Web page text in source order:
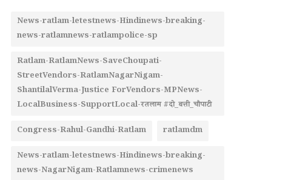
News-ratlam-letestnews-Hindinews-breaking-
news-ratlamnews-ratlampolice-sp
Ratlam-RatlamNews-SaveChoupati-
StreetVendors-RatlamNagarNigam-
ShantilalVerma-Justice ForVendors-MPNews-
LocalBusiness-SupportLocal-रतलाम #दो_बत्ती_चौपाटी
Congress-Rahul-Gandhi-Ratlam ratlamdm
News-ratlam-letestnews-Hindinews-breaking-
news-NagarNigam-Ratlamnews-crimenews